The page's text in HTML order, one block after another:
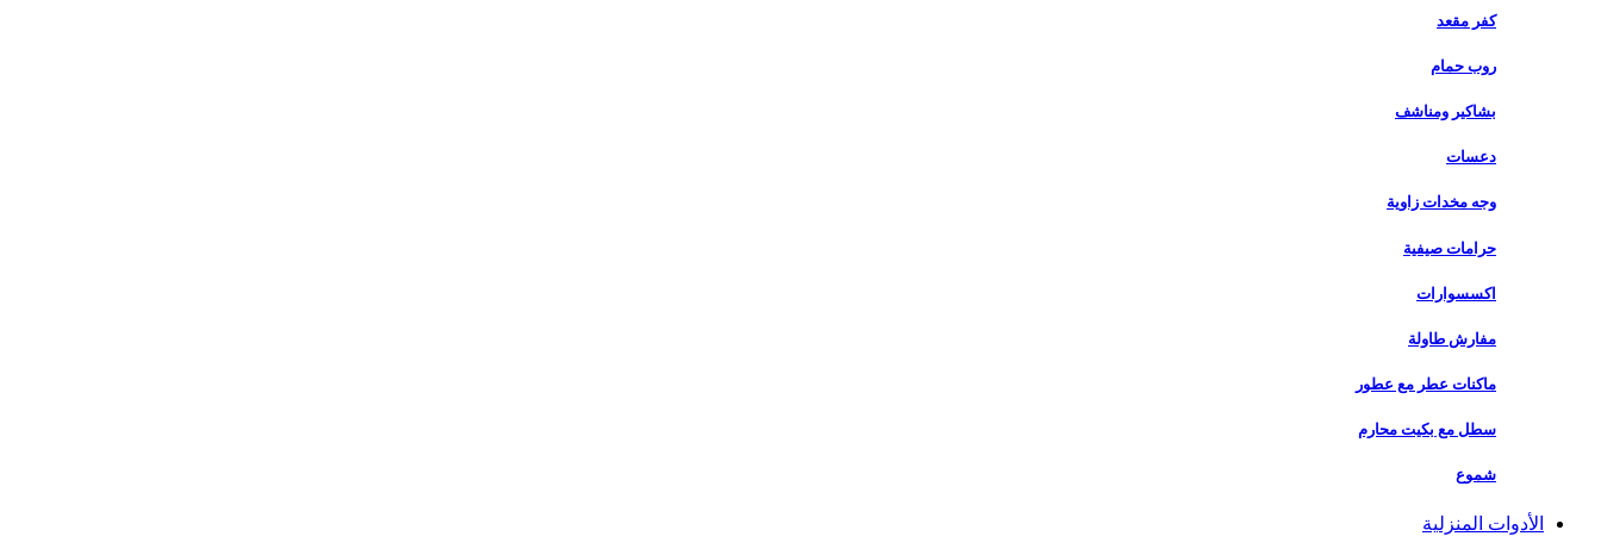
كفر مقعد
روب حمام
بشاكير ومناشف
دعسات
وجه مخدات زاوية
حرامات صيفية
اكسسوارات
مفارش طاولة
ماكنات عطر مع عطور
سطل مع بكيت محارم
شموع
الأدوات المنزلية